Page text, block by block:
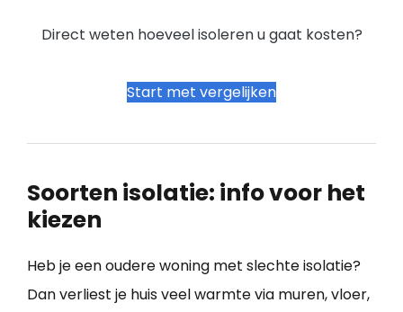
Direct weten hoeveel isoleren u gaat kosten?
Start met vergelijken
Soorten isolatie: info voor het
kiezen
Heb je een oudere woning met slechte isolatie?
Dan verliest je huis veel warmte via muren, vloer,